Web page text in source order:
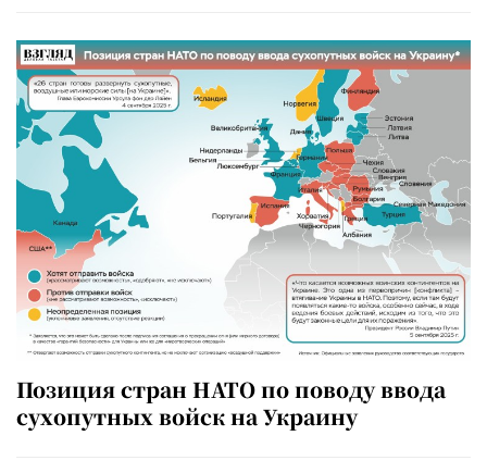
Позиция стран НАТО по поводу ввода
сухопутных войск на Украину